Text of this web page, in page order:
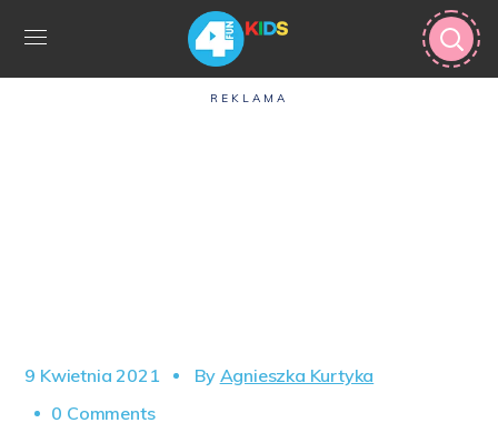
REKLAMA
9 Kwietnia 2021 By Agnieszka Kurtyka
0 Comments